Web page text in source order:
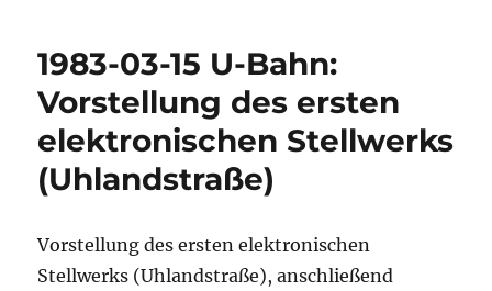
1983-03-15 U-Bahn:
Vorstellung des ersten
elektronischen Stellwerks
(Uhlandstraße)
Vorstellung des ersten elektronischen
Stellwerks (Uhlandstraße), anschließend